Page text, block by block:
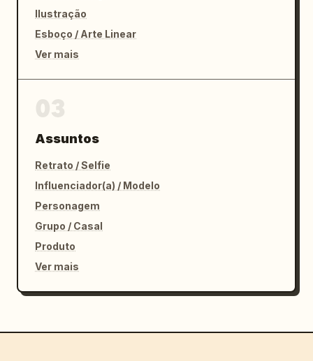
Ilustração
Esboço / Arte Linear
Ver mais
Assuntos
Retrato / Selfie
Influenciador(a) / Modelo
Personagem
Grupo / Casal
Produto
Ver mais